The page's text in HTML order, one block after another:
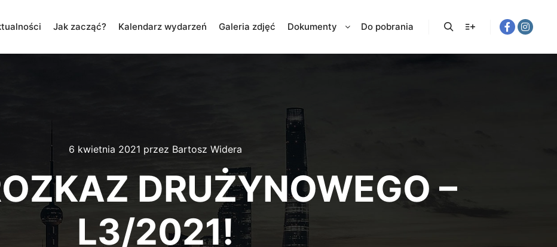
Jak zacząć? Kalendarz wydarzeń Galeria zdjęć Dokumenty Do pobrania
6 kwietnia 2021 przez Bartosz Widera
DRUŻYNOWEGO –
L3/2021!